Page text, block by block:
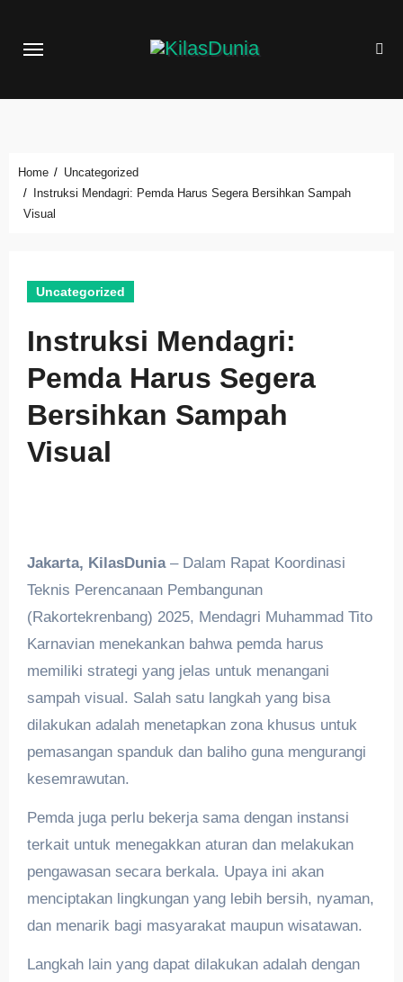
Home
Uncategorized
Instruksi Mendagri: Pemda Harus Segera Bersihkan Sampah
Visual
Uncategorized
Instruksi Mendagri:
Pemda Harus Segera
Bersihkan Sampah
Visual
Jakarta, KilasDunia – Dalam Rapat Koordinasi
Teknis Perencanaan Pembangunan
(Rakortekrenbang) 2025, Mendagri Muhammad Tito
Karnavian menekankan bahwa pemda harus
memiliki strategi yang jelas untuk menangani
sampah visual. Salah satu langkah yang bisa
dilakukan adalah menetapkan zona khusus untuk
pemasangan spanduk dan baliho guna mengurangi
kesemrawutan.
Pemda juga perlu bekerja sama dengan instansi
terkait untuk menegakkan aturan dan melakukan
pengawasan secara berkala. Upaya ini akan
menciptakan lingkungan yang lebih bersih, nyaman,
dan menarik bagi masyarakat maupun wisatawan.
Langkah lain yang dapat dilakukan adalah dengan